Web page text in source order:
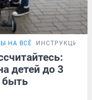
НА ВСЁ ИНСТРУКЦИЯ
детей до 3
быть